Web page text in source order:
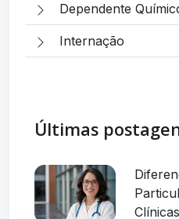
Dependente
Internação
Últimas